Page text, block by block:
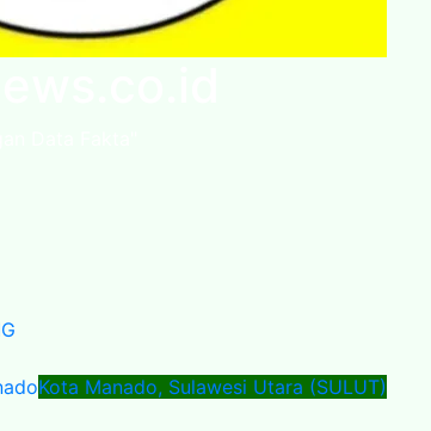
Kota Manado, Sulawesi Utara (SULUT)